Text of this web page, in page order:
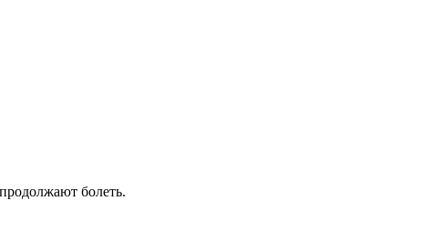
болеть.